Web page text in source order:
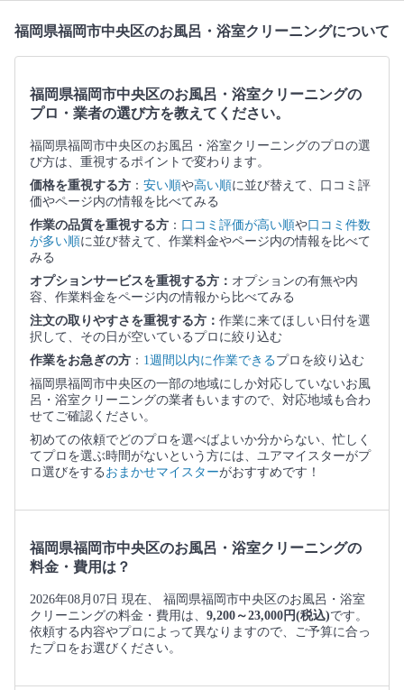
福岡県福岡市中央区のお風呂・浴室クリーニングについて
福岡県福岡市中央区のお風呂・浴室クリーニングの
プロ・業者の選び方を教えてください。
福岡県福岡市中央区のお風呂・浴室クリーニングのプロの選
び方は、重視するポイントで変わります。
価格を重視する方 ： 安い順や高い順に並び替えて、口コミ評
価やページ内の情報を比べてみる
作業の品質を重視する方 ： 口コミ評価が高い順や口コミ件数
が多い順に並び替えて、作業料金やページ内の情報を比べて
みる
オプションサービスを重視する方： オプションの有無や内
容、作業料金をページ内の情報から比べてみる
注文の取りやすさを重視する方： 作業に来てほしい日付を選
択して、その日が空いているプロに絞り込む
作業をお急ぎの方 ： 1週間以内に作業できるプロを絞り込む
福岡県福岡市中央区の一部の地域にしか対応していないお風
呂・浴室クリーニングの業者もいますので、対応地域も合わ
せてご確認ください。
初めての依頼でどのプロを選べばよいか分からない、忙しく
てプロを選ぶ時間がないという方には、ユアマイスターがプ
ロ選びをする おまかせマイスターがおすすめです！
福岡県福岡市中央区のお風呂・浴室クリーニングの
料金・費用は？
2026年08月07日 現在、 福岡県福岡市中央区のお風呂・浴室
クリーニングの料金・費用は、 9,200～23,000円(税込)です。
依頼する内容やプロによって異なりますので、ご予算に合っ
たプロをお選びください。